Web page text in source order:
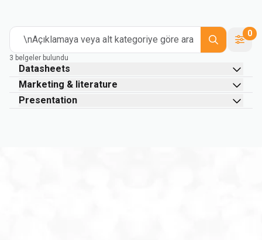
\nAçıklamaya veya alt kategoriye göre ara
0
3 belgeler bulundu
Datasheets
Marketing & literature
Presentation